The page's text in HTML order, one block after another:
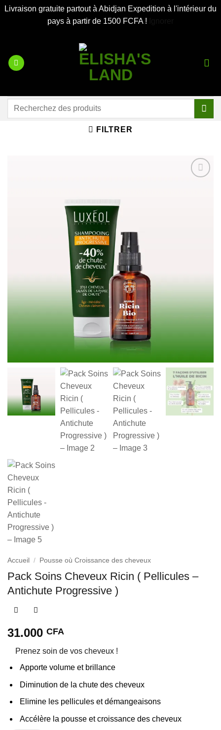
Livraison gratuite partout à Abidjan Expedition à l'intérieur du
pays à partir de 1500 FCFA !
contenu
Recherche
FILTRER
Accueil / Pousse où Croissance des cheveux
Pack Soins Cheveux Ricin ( Pellicules –
Antichute Progressive )
31.000 CFA
Prenez soin de vos cheveux !
Apporte volume et brillance
Diminution de la chute des cheveux
Elimine les pellicules et démangeaisons
Accélère la pousse et croissance des cheveux